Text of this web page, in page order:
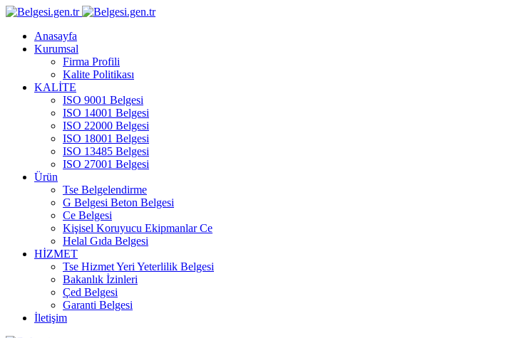
Anasayfa
Kurumsal
Firma Profili
Kalite Politikası
KALİTE
ISO 9001 Belgesi
ISO 14001 Belgesi
ISO 22000 Belgesi
ISO 18001 Belgesi
ISO 13485 Belgesi
ISO 27001 Belgesi
Ürün
Tse Belgelendirme
G Belgesi Beton Belgesi
Ce Belgesi
Kişisel Koruyucu Ekipmanlar Ce
Helal Gıda Belgesi
HİZMET
Tse Hizmet Yeri Yeterlilik Belgesi
Bakanlık İzinleri
Çed Belgesi
Garanti Belgesi
İletişim